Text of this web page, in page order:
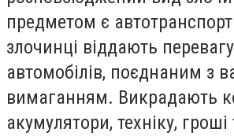
предметом є
злочинці віддають
автомобілів, поєднаним з
вимаганням. Викрадають
акумулятори, техніку,